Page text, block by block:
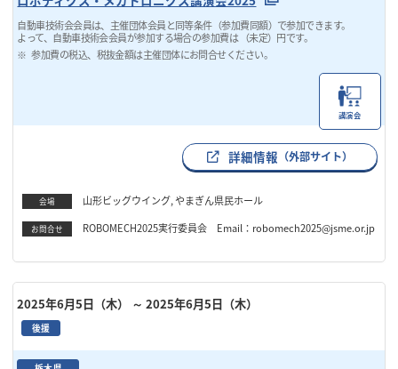
自動車技術会会員は、主催団体会員と同等条件（参加費同額）で参加できます。
よって、自動車技術会会員が参加する場合の参加費は （未定）円です。
参加費の税込、税抜金額は主催団体にお問合せください。
講演会
詳細情報 （外部サイト）
会場 山形ビッグウイング, やまぎん県民ホール
お問合せ ROBOMECH2025実行委員会 Email：robomech2025@jsme.or.jp
2025年6月5日（木） ～ 2025年6月5日（木）
後援